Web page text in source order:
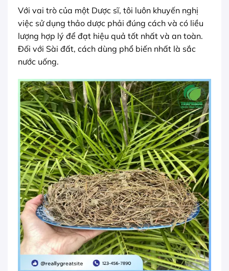
Với vai trò của một Dược sĩ, tôi luôn khuyến nghị
việc sử dụng thảo dược phải đúng cách và có liều
lượng hợp lý để đạt hiệu quả tốt nhất và an toàn.
Đối với Sài đất, cách dùng phổ biến nhất là sắc
nước uống.